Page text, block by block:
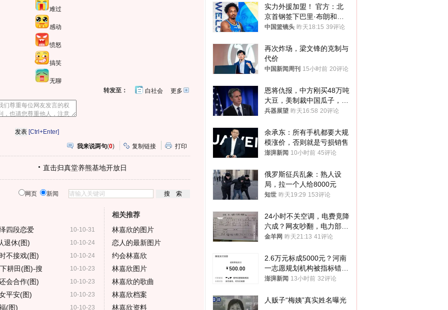
难过
感动
愤怒
搞笑
无聊
更多开
转发至： 白社会
[Ctrl+Enter]
我来说两句(0) 复制链接 打印
直击归真堂养熊基地开放日
网页 新闻
10-10-31
四段恋爱
10-10-24
退休(图)
10-10-24
不接戏(图)
10-10-23
耕田(图)-搜
10-10-23
会合作(图)
10-10-23
平安(图)
10-10-23
(图)
相关推荐
林嘉欣的图片
恋人的最新图片
约会林嘉欣
林嘉欣图片
林嘉欣的歌曲
林嘉欣档案
林嘉欣资料
实力外援加盟！ 官方：北
京首钢签下巴里·布朗和桑
普森
中国篮镜头 昨天18:15 39评论
再次炸场，梁文锋的克制与
代价
中国新闻周刊 15小时前 20评论
恩将仇报，中方刚买48万吨
大豆，美制裁中国瓜子，布
林肯措辞变了
兵器展望 昨天16:58 20评论
余承东：所有手机都要大规
模涨价，否则就是亏损销售
澎湃新闻 10小时前 45评论
俄罗斯征兵乱象：熟人设
局，拉一个人给8000元
知世 昨天19:29 153评论
24小时不关空调，电费竟降
六成？网友吵翻，电力部门
回应→
金羊网 昨天21:13 41评论
2.6万元标成5000元？河南
一志愿规划机构被指标错学
费致考生复读
澎湃新闻 13小时前 32评论
人贩子“梅姨”真实姓名曝光